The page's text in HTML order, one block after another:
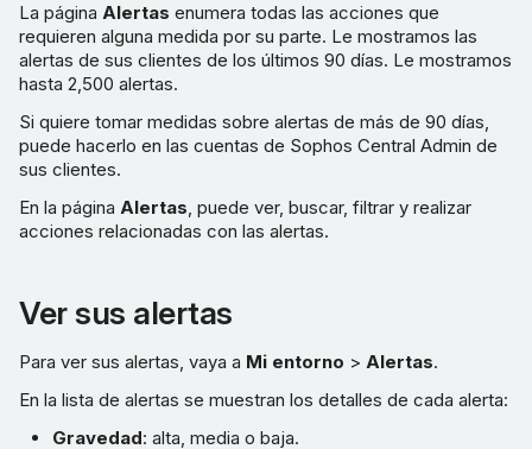
Filtrar alertas
Personalizar columnas
Actuar sobre las alertas
Cerrar alertas
correo electrónico
Selector de inquilinos
La página Alertas enumera todas las acciones que
requieren alguna medida por su parte. Le mostramos las
alertas de sus clientes de los últimos 90 días. Le mostramos
hasta 2,500 alertas.
Si quiere tomar medidas sobre alertas de más de 90 días,
puede hacerlo en las cuentas de Sophos Central Admin de
sus clientes.
En la página Alertas, puede ver, buscar, filtrar y realizar
acciones relacionadas con las alertas.
Ver sus alertas
Para ver sus alertas, vaya a Mi entorno > Alertas.
En la lista de alertas se muestran los detalles de cada alerta:
Gravedad: alta, media o baja.